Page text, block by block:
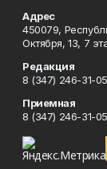
Адрес
450079,
Октября, 13, 7
Редакция
8 (347) 246-31-05
Приемная
8 (347) 246-31-05